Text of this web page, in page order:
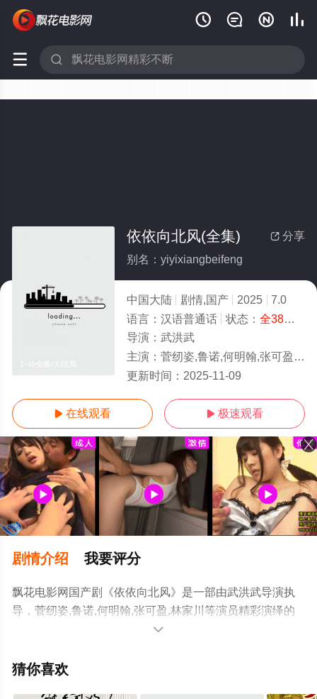
   
 
 分享
依依向北风(全集)
别名：yiyixiangbeifeng
中国大陆 剧情,国产 2025
7.0
语言： 汉语普通话 状态： 全38集
导演： 武洪武
主演： 菅纫姿,鲁诺,何明翰,张可盈,林家川
更新时间： 2025-11-09
 在线观看  极速观看
剧情介绍 我要评分
飘花电影网国产剧《依依向北风》是一部由武洪武导演执
导，菅纫姿,鲁诺,何明翰,张可盈,林家川等演员精彩演绎的
中国大陆电视剧，大结局剧情已揭晓（1-40全集），手机
多相关信息可移步至豆瓣电视剧、电视猫或剧情网等平台

猜你喜欢